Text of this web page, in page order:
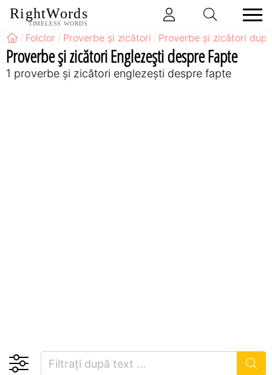
RightWords
TIMELESS WORDS
Folclor Proverbe și zicători Proverbe și zicători
Proverbe și zicători Englezeşti despre Fapte
1 proverbe și zicători englezeşti despre fapte